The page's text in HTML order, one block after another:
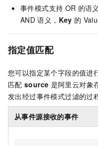
事件模式支持 OR 的语
AND 语义， Key 的
指定值匹配
您可以指定某个字段的值进
匹配 source 是阿里云对象
发出经过事件模式过滤的过程
从事件源接收的事件